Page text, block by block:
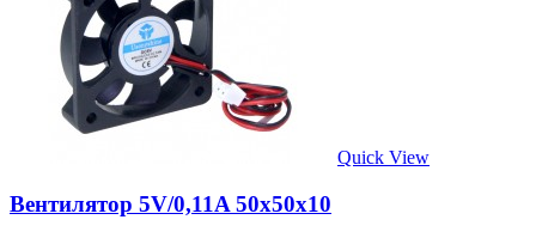
Quick View
Вентилятор 5V/0,11A 50х50х10